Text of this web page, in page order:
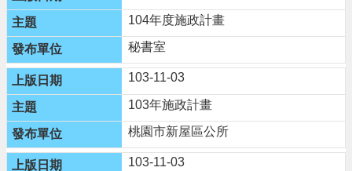
常
見
問
答
桃
園
市
政
府
104年度施政計畫
秘書室
103-11-03
103年施政計畫
桃園市新屋區公所
103-11-03